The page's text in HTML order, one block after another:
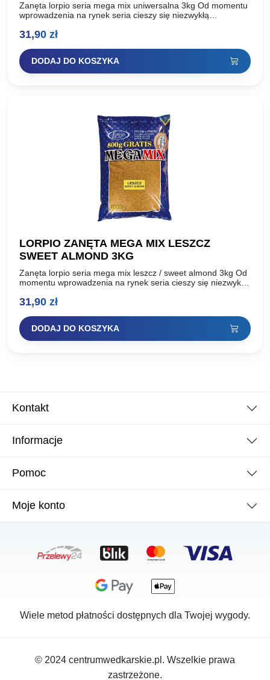
Zanęta lorpio seria mega mix uniwersalna 3kg Od momentu
wprowadzenia na rynek seria cieszy się niezwykłą
uniwersalność, równie skuteczna…
31,90 zł
DODAJ DO KOSZYKA
LORPIO ZANĘTA MEGA MIX LESZCZ
SWEET ALMOND 3KG
Zanęta lorpio seria mega mix leszcz / sweet almond 3kg Od
momentu wprowadzenia na rynek seria cieszy się niezwykłą
31,90 zł
DODAJ DO KOSZYKA
Kontakt
Informacje
Pomoc
Moje konto
Wiele metod płatności dostępnych dla Twojej wygody.
© 2024 centrumwedkarskie.pl. Wszelkie prawa
zastrzeżone.